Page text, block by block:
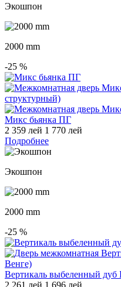
Экошпон
2000 mm
-25 %
Микс бьянка ПГ
2 359 лей 1 770 лей
Подробнее
Экошпон
2000 mm
-25 %
Вертикаль выбеленный дуб
2 261 лей 1 696 лей